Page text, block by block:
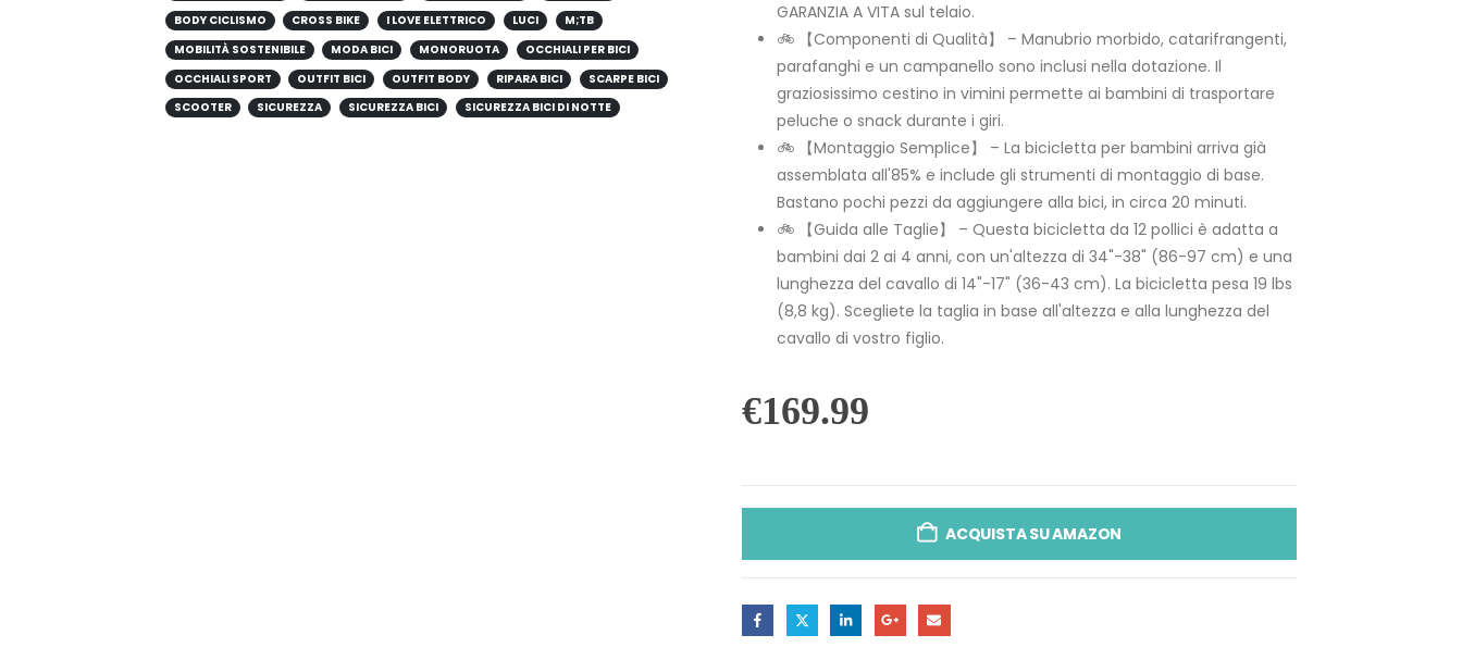
BODY CICLISMO
CROSS BIKE I LOVE ELETTRICO LUCI
M;TB
MOBILITÀ SOSTENIBILE
MODA BICI MONORUOTA
OCCHIALI PER BICI
OCCHIALI SPORT
OUTFIT BICI OUTFIT BODY RIPARA BICI
SCARPE BICI
SCOOTER
SICUREZZA SICUREZZA BICI SICUREZZA BICI DI NOTTE
GARANZIA A VITA sul telaio.
🚲 【Componenti di Qualità】 – Manubrio morbido, catarifrangenti,
parafanghi e un campanello sono inclusi nella dotazione. Il
graziosissimo cestino in vimini permette ai bambini di trasportare
peluche o snack durante i giri.
🚲 【Montaggio Semplice】 – La bicicletta per bambini arriva già
assemblata all'85% e include gli strumenti di montaggio di base.
Bastano pochi pezzi da aggiungere alla bici, in circa 20 minuti.
🚲 【Guida alle Taglie】 – Questa bicicletta da 12 pollici è adatta a
bambini dai 2 ai 4 anni, con un'altezza di 34"-38" (86-97 cm) e una
lunghezza del cavallo di 14"-17" (36-43 cm). La bicicletta pesa 19 lbs
(8,8 kg). Scegliete la taglia in base all'altezza e alla lunghezza del
cavallo di vostro figlio.
€169.99
ACQUISTA SU AMAZON